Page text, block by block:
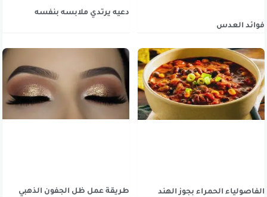
فوائد العدس
دعيه يرتدي ملابسه بنفسه
الفاصولياء الحمراء بجوز الهند طريقة عمل ظل الجفون الذهبي